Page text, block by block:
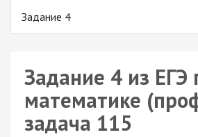
Задание 4
Задание 4 из ЕГЭ
математике
задача 115